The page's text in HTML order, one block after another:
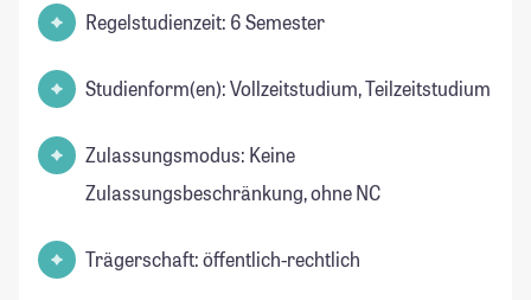
Regelstudienzeit: 6 Semester
Studienform(en): Vollzeitstudium, Teilzeitstudium
Zulassungsmodus: Keine
Zulassungsbeschränkung, ohne NC
Trägerschaft: öffentlich-rechtlich